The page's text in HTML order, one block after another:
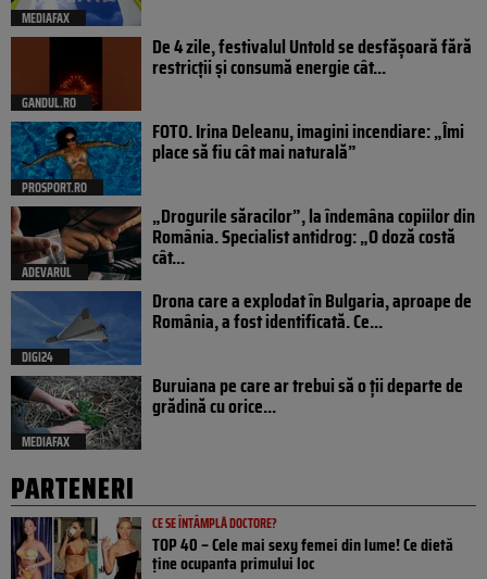
MEDIAFAX
GANDUL.RO
De 4 zile, festivalul Untold se desfășoară fără
restricții și consumă energie cât...
PROSPORT.RO
FOTO. Irina Deleanu, imagini incendiare: „Îmi
place să fiu cât mai naturală”
ADEVARUL
„Drogurile săracilor”, la îndemâna copiilor din
România. Specialist antidrog: „O doză costă
cât...
DIGI24
Drona care a explodat în Bulgaria, aproape de
România, a fost identificată. Ce...
MEDIAFAX
Buruiana pe care ar trebui să o ții departe de
grădină cu orice...
PARTENERI
CE SE ÎNTÂMPLĂ DOCTORE?
TOP 40 – Cele mai sexy femei din lume! Ce dietă
ține ocupanta primului loc